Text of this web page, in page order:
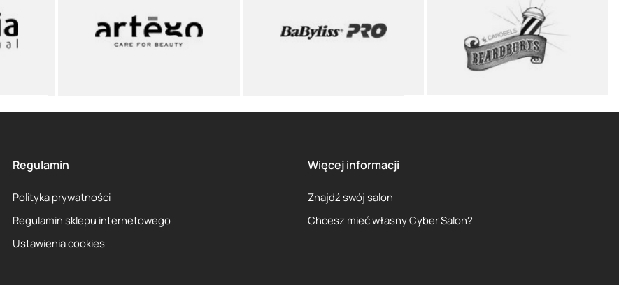
Regulamin
Polityka prywatności
Regulamin sklepu internetowego
Ustawienia cookies
Więcej informacji
Znajdź swój salon
Chcesz mieć własny Cyber Salon?